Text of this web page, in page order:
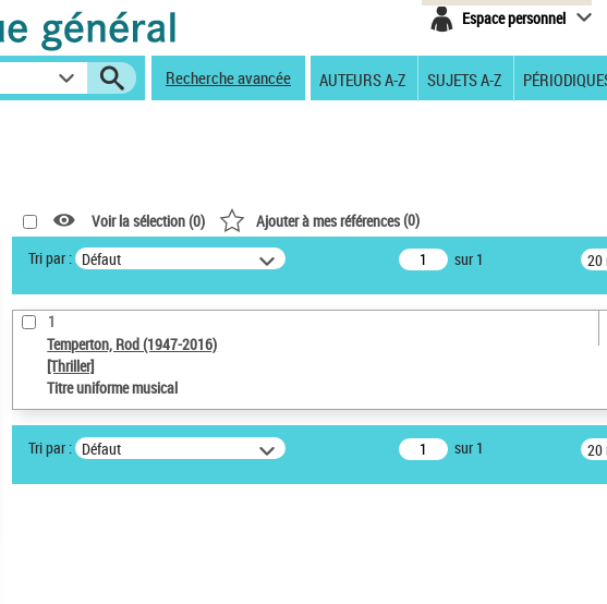
Espace personnel
Recherche avancée AUTEURS A-Z SUJETS A-Z
Voir la sélection (0) Ajouter à mes références(0)
Tri par : Défaut sur 1 20
1
Temperton, Rod (1947-2016)
[Thriller]
Titre uniforme musical
Tri par : Défaut sur 1 20